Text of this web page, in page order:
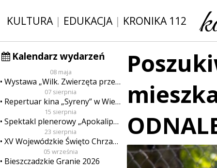
KULTURA| EDUKACJA| KRONIKA 112
Kalendarz wydarzeń
08 maja
Wystawa „Wilk. Zwierzęta przeklęte”
07 sierpnia
Repertuar kina „Syreny” w Wieluniu w dn. od 7 do 13 sierpnia
15 sierpnia
Spektakl plenerowy „Apokalipsa”
23 sierpnia
XV Wojewódzkie Święto Chrzanu
05 września
Bieszczadzkie Granie 2026